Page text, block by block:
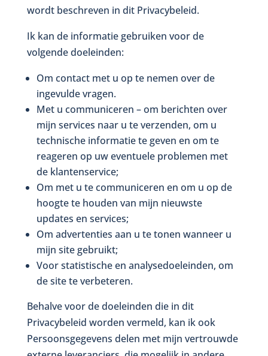
wordt beschreven in dit Privacybeleid.
Ik kan de informatie gebruiken voor de
volgende doeleinden:
Om contact met u op te nemen over de
ingevulde vragen.
Met u communiceren – om berichten over
mijn services naar u te verzenden, om u
technische informatie te geven en om te
reageren op uw eventuele problemen met
de klantenservice;
Om met u te communiceren en om u op de
hoogte te houden van mijn nieuwste
updates en services;
Om advertenties aan u te tonen wanneer u
mijn site gebruikt;
Voor statistische en analysedoeleinden, om
de site te verbeteren.
Behalve voor de doeleinden die in dit
Privacybeleid worden vermeld, kan ik ook
Persoonsgegevens delen met mijn vertrouwde